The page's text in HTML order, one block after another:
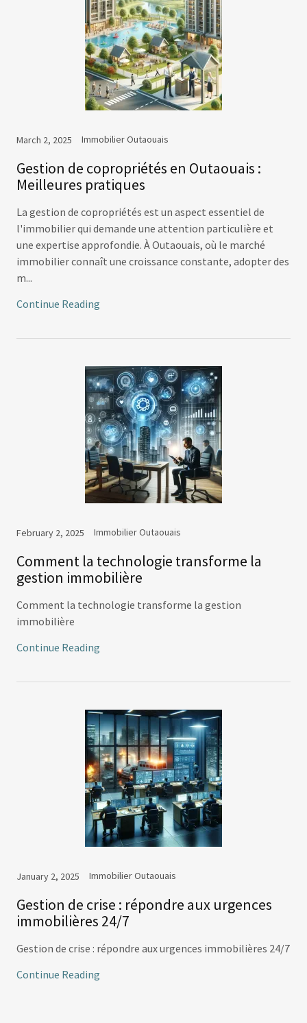
March 2, 2025 Immobilier Outaouais
Gestion de copropriétés en Outaouais :
Meilleures pratiques
La gestion de copropriétés est un aspect essentiel de
l'immobilier qui demande une attention particulière et
une expertise approfondie. À Outaouais, où le marché
immobilier connaît une croissance constante, adopter des
m...
Continue Reading
February 2, 2025 Immobilier Outaouais
Comment la technologie transforme la
gestion immobilière
Comment la technologie transforme la gestion
immobilière
Continue Reading
January 2, 2025 Immobilier Outaouais
Gestion de crise : répondre aux urgences
immobilières 24/7
Gestion de crise : répondre aux urgences immobilières 24/7
Continue Reading